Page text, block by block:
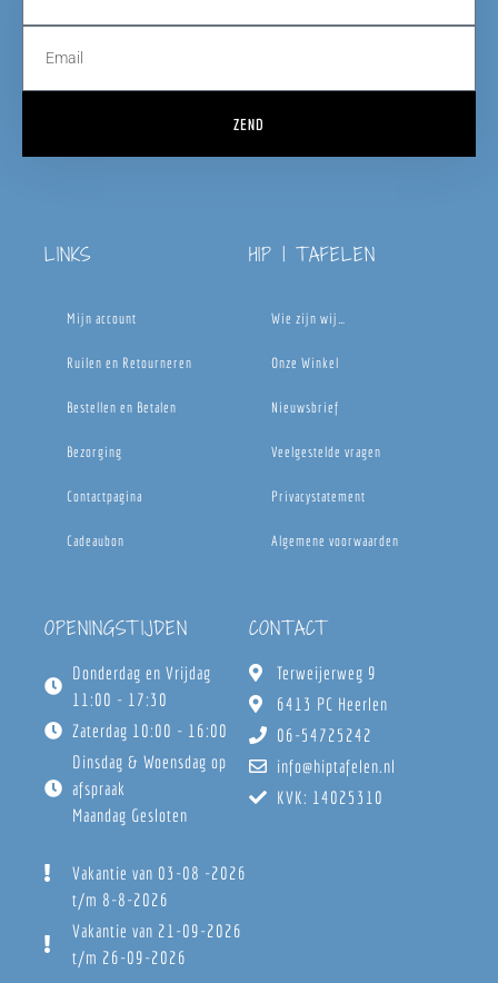
ZEND
LINKS
Mijn account
Ruilen en Retourneren
Bestellen en Betalen
Bezorging
Contactpagina
Cadeaubon
HIP | TAFELEN
Wie zijn wij…
Onze Winkel
Nieuwsbrief
Veelgestelde vragen
Privacystatement
Algemene voorwaarden
OPENINGSTIJDEN
Donderdag en Vrijdag
11:00 - 17:30
Zaterdag 10:00 - 16:00
Dinsdag & Woensdag op
afspraak
Maandag Gesloten
Vakantie van 03-08 -2026
t/m 8-8-2026
Vakantie van 21-09-2026
t/m 26-09-2026
CONTACT
Terweijerweg 9
6413 PC Heerlen
06-54725242
info@hiptafelen.nl
KVK: 14025310